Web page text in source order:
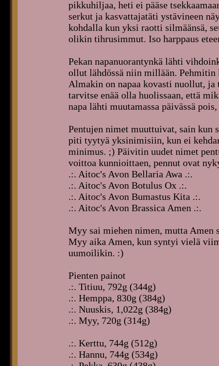
pikkuhiljaa, heti ei pääse
serkut ja kasvattajatäti ystävineen
kohdalla kun yksi raotti silmäänsä,
olikin tihrusimmut. Iso harppaus
Pekan napanuorantynkä lähti
ollut lähdössä niin millään.
Almakin on napaa kovasti nuollut,
tarvitse enää olla huolissaan, että
napa lähti muutamassa päivässä
Pentujen nimet muuttuivat, sain
piti tyytyä yksinimisiin, kun ei
minimus. ;) Päivitin uudet nimet
voittoa kunnioittaen, pennut ovat
.:. Aitoc's Avon Bellaria Awa .:.
.:. Aitoc's Avon Botulus Ox .:.
.:. Aitoc's Avon Bumastus Kita .:.
.:. Aitoc's Avon Brassica Amen .:.
Myy sai miehen nimen, mutta
Myy aika Amen, kun syntyi vielä
uumoilikin. :)
Pienten painot
.:. Titiuu, 792g (344g)
.:. Hemppa, 830g (384g)
.:. Nuuskis, 1,022g (384g)
.:. Myy, 720g (314g)
.:. Kerttu, 744g (512g)
.:. Hannu, 744g (534g)